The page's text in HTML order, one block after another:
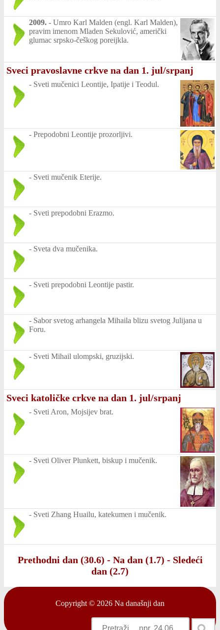
2009. - Umro Karl Malden (engl. Karl Malden),
pravim imenom Mladen Sekulović, američki
glumac srpsko-češkog poreijkla.
Sveci pravoslavne crkve na dan 1. jul/srpanj
- Sveti mučenici Leontije, Ipatije i Teodul.
- Prepodobni Leontije prozorljivi.
- Sveti mučenik Eterije.
- Sveti prepodobni Erazmo.
- Sveta dva mučenika.
- Sveti prepodobni Leontije pastir.
- Sabor svetog arhangela Mihaila blizu svetog Julijana u
Foru.
- Sveti Mihail ulompski, gruzijski.
Sveci katoličke crkve na dan 1. jul/srpanj
- Sveti Aron, Mojsijev brat.
- Sveti Oliver Plunkett, biskup i mučenik.
- Sveti Zhang Huailu, katekumen i mučenik.
Prethodni dan (30.6) - Na dan (1.7) - Sledeći
dan (2.7)
Copyright © 2026 Na današnji dan